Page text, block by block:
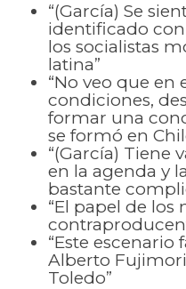
“(García) Se
identificado
los socialistas
latina”
“No veo que en
condiciones,
formar una
se formó en
“(García) Tiene
en la agenda y
bastante
“El papel de los
“Este
Alberto
Toledo”